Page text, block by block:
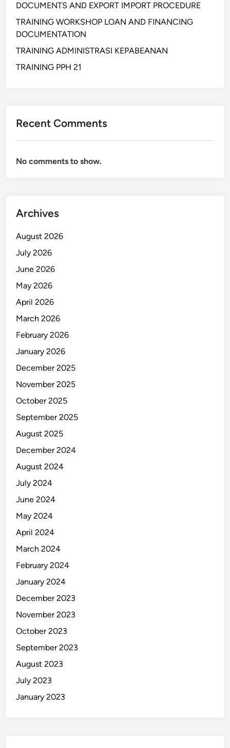
DOCUMENTS AND EXPORT IMPORT PROCEDURE
TRAINING WORKSHOP LOAN AND FINANCING
DOCUMENTATION
TRAINING ADMINISTRASI KEPABEANAN
TRAINING PPH 21
Recent Comments
No comments to show.
Archives
August 2026
July 2026
June 2026
May 2026
April 2026
March 2026
February 2026
January 2026
December 2025
November 2025
October 2025
September 2025
August 2025
December 2024
August 2024
July 2024
June 2024
May 2024
April 2024
March 2024
February 2024
January 2024
December 2023
November 2023
October 2023
September 2023
August 2023
July 2023
January 2023